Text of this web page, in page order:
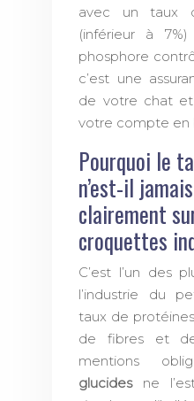
avec un taux
(inférieur à
phosphore
c’est une
de votre chat
votre compte en
Pourquoi le
n’est-il
clairement
croquettes
C’est l’un des
l’industrie du
taux de
de fibres et
mentions
glucidesne